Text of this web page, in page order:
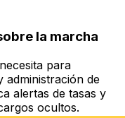
la marcha
para
administración de
alertas de tasas y
ocultos.